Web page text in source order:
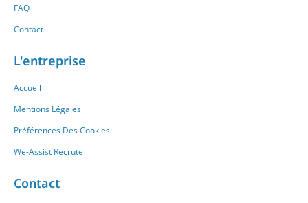
FAQ
Contact
L'entreprise
Accueil
Mentions Légales
Préférences Des Cookies
We-Assist Recrute
Contact